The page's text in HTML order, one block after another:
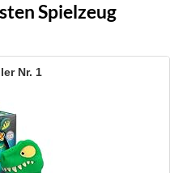
Spielzeug
1